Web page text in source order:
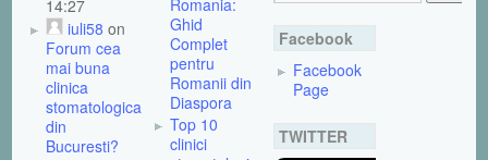
14:27
iuli58 on
Forum cea
mai buna
clinica
stomatologica
din
Bucuresti?
Romania:
Ghid
Complet
pentru
Romanii din
Diaspora
Top 10
clinici
Facebook
Facebook
Page
TWITTER